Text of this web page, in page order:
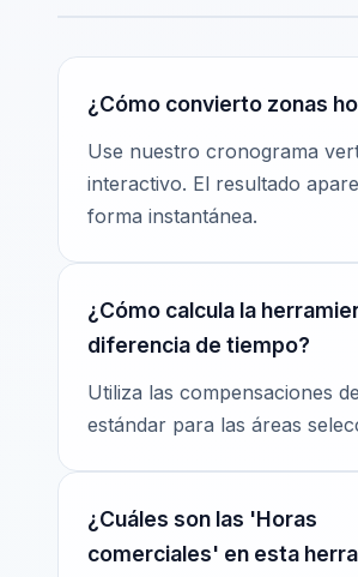
¿Cómo convierto zonas
Use nuestro cronograma
interactivo. El resultado
forma instantánea.
¿Cómo calcula la
diferencia de tiempo?
Utiliza las compensaciones
estándar para las áreas
¿Cuáles son las 'Horas
comerciales' en esta